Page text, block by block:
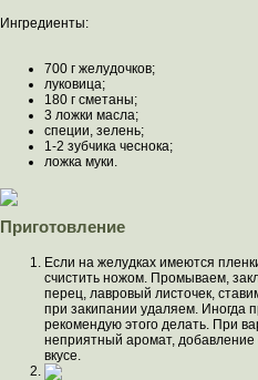
Ингредиенты:
700 г желудочков;
луковица;
180 г сметаны;
3 ложки масла;
специи, зелень;
1-2 зубчика чеснока;
ложка муки.
Приготовление
Если на желудках имеются
счистить ножом. Промываем,
перец, лавровый листочек,
при закипании удаляем. Иногда
рекомендую этого делать. При
неприятный аромат,
вкусе.